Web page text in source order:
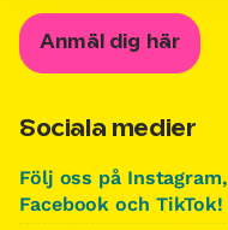
Anmäl dig här
Sociala medier
Följ oss på Instagram,
Facebook och TikTok!